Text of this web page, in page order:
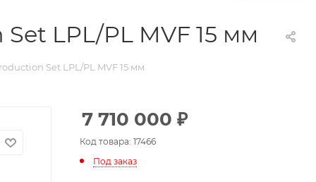
LPL/PL MVF 15 мм
Set LPL/PL MVF 15 мм
7 710 000 ₽
Код товара: 17466
Под заказ